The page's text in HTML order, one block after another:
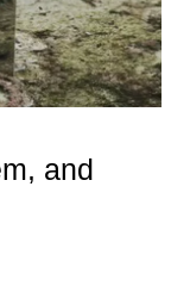
and